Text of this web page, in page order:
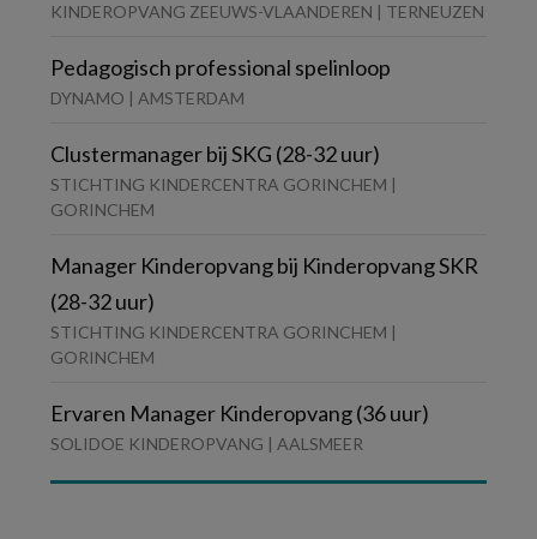
KINDEROPVANG ZEEUWS-VLAANDEREN | TERNEUZEN
Pedagogisch professional spelinloop
DYNAMO | AMSTERDAM
Clustermanager bij SKG (28-32 uur)
STICHTING KINDERCENTRA GORINCHEM |
GORINCHEM
Manager Kinderopvang bij Kinderopvang SKR
(28-32 uur)
STICHTING KINDERCENTRA GORINCHEM |
GORINCHEM
Ervaren Manager Kinderopvang (36 uur)
SOLIDOE KINDEROPVANG | AALSMEER